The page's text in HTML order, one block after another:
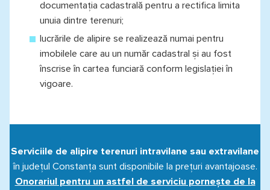
documentația cadastrală pentru a rectifica limita
unuia dintre terenuri;
lucrările de alipire se realizează numai pentru
imobilele care au un număr cadastral și au fost
înscrise în cartea funciară conform legislației în
vigoare.
Serviciile de alipire terenuri intravilane sau extravilane
în județul Constanța sunt disponibile la prețuri avantajoase.
Onorariul pentru un astfel de serviciu pornește de la